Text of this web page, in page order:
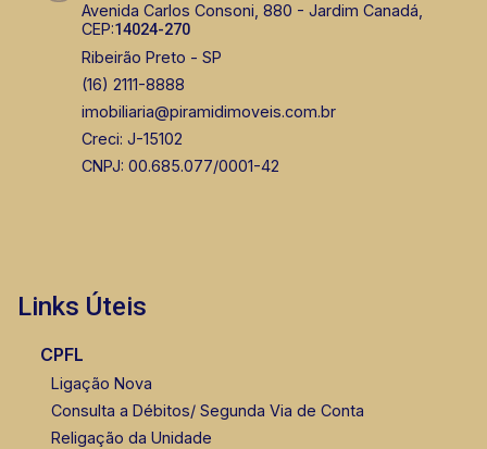
Avenida Carlos Consoni, 880 - Jardim Canadá,
CEP:14024-270
Ribeirão Preto - SP
(16) 2111-8888
imobiliaria@piramidimoveis.com.br
Creci: J-15102
CNPJ: 00.685.077/0001-42
Links Úteis
CPFL
Ligação Nova
Consulta a Débitos/ Segunda Via de Conta
Religação da Unidade